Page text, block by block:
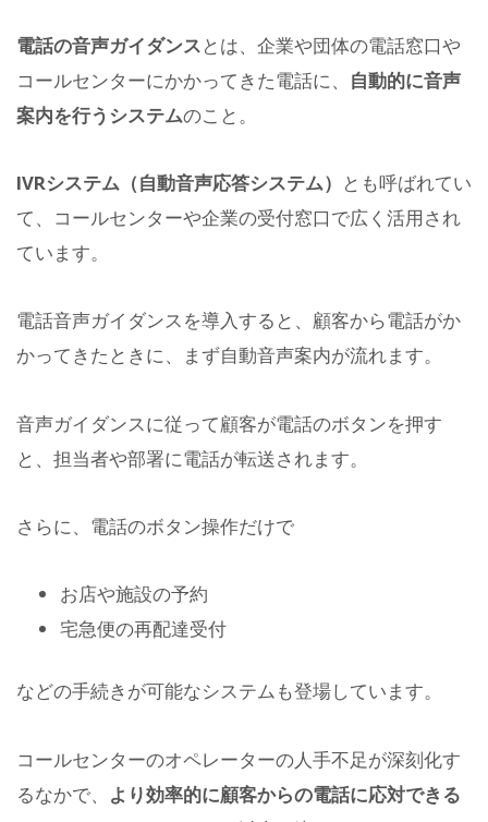
電話の音声ガイダンスとは、企業や団体の電話窓口や
コールセンターにかかってきた電話に、 自動的に音声
案内を行うシステムのこと。
IVRシステム（自動音声応答システム） とも呼ばれてい
て、コールセンターや企業の受付窓口で広く活用され
ています。
電話音声ガイダンスを導入すると、顧客から電話がか
かってきたときに、まず自動音声案内が流れます。
音声ガイダンスに従って顧客が電話のボタンを押す
と、担当者や部署に電話が転送されます。
さらに、電話のボタン操作だけで
お店や施設の予約
宅急便の再配達受付
などの手続きが可能なシステムも登場しています。
コールセンターのオペレーターの人手不足が深刻化す
るなかで、 より効率的に顧客からの電話に応対できる